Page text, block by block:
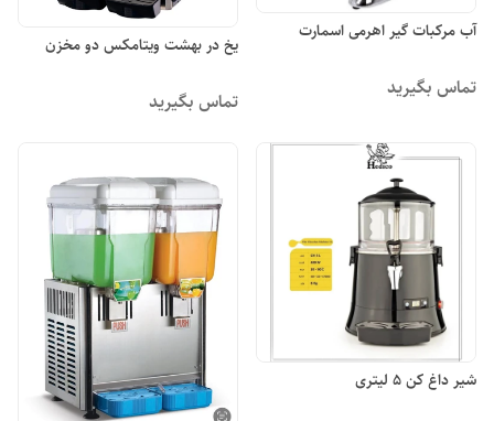
آب مرکبات گیر اهرمی اسمارت
تماس بگیرید
یخ در بهشت ویتامکس دو مخزن
تماس بگیرید
شیر داغ کن ۵ لیتری